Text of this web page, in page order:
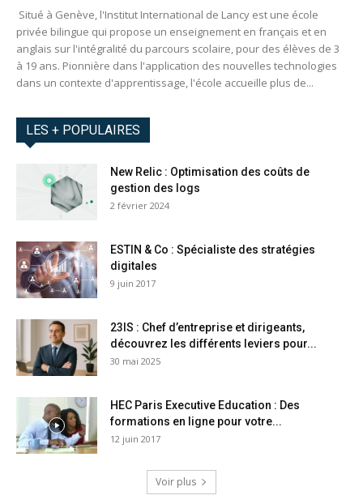
Situé à Genève, l'Institut International de Lancy est une école
privée bilingue qui propose un enseignement en français et en
anglais sur l'intégralité du parcours scolaire, pour des élèves de 3
à 19 ans. Pionnière dans l'application des nouvelles technologies
dans un contexte d'apprentissage, l'école accueille plus de...
LES + POPULAIRES
New Relic : Optimisation des coûts de
gestion des logs
2 février 2024
ESTIN & Co : Spécialiste des stratégies
digitales
9 juin 2017
23IS : Chef d’entreprise et dirigeants,
découvrez les différents leviers pour...
30 mai 2025
HEC Paris Executive Education : Des
formations en ligne pour votre...
12 juin 2017
Voir plus